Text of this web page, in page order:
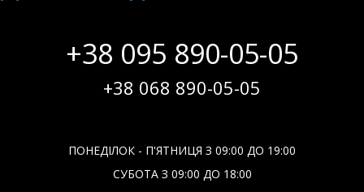
+38 095 890-05-05
+38 068 890-05-05
ПОНЕДІЛОК - П'ЯТНИЦЯ З 09:00 ДО 19:00
СУБОТА З 09:00 ДО 18:00